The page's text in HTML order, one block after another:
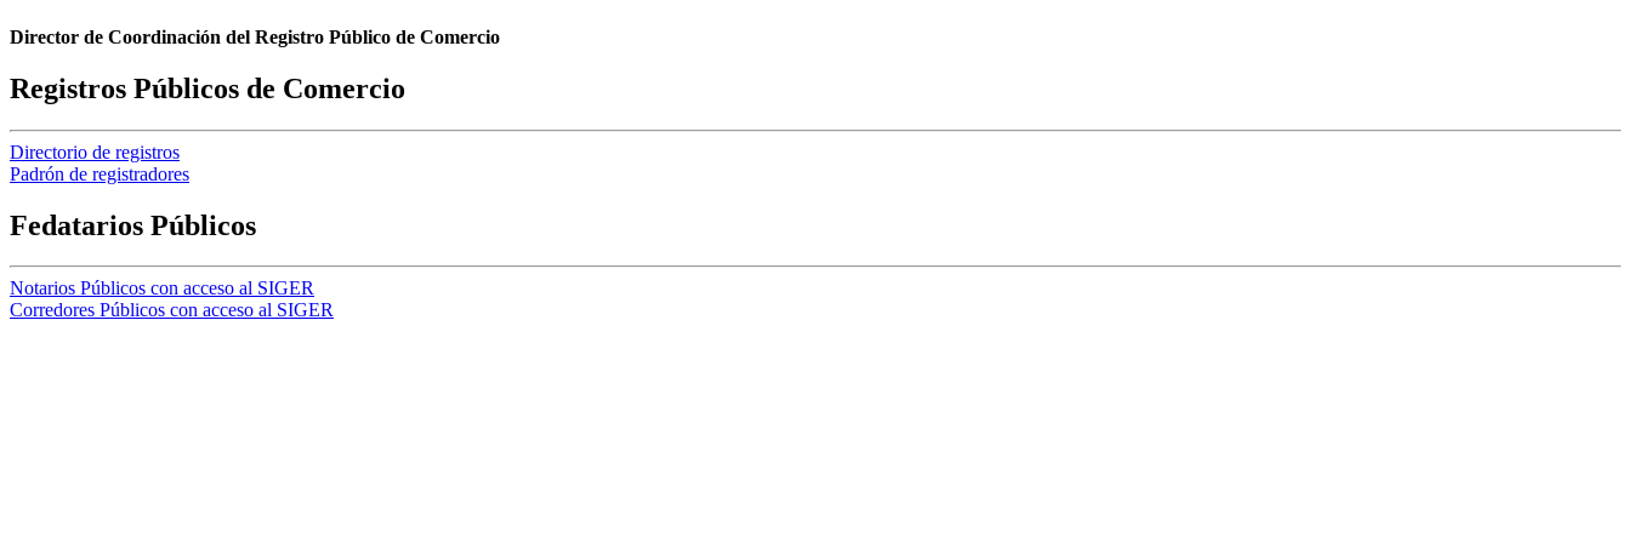
Director de Coordinación del Registro Público de Comercio
Registros Públicos de Comercio
Directorio de registros
Padrón de registradores
Fedatarios Públicos
Notarios Públicos con acceso al SIGER
Corredores Públicos con acceso al SIGER